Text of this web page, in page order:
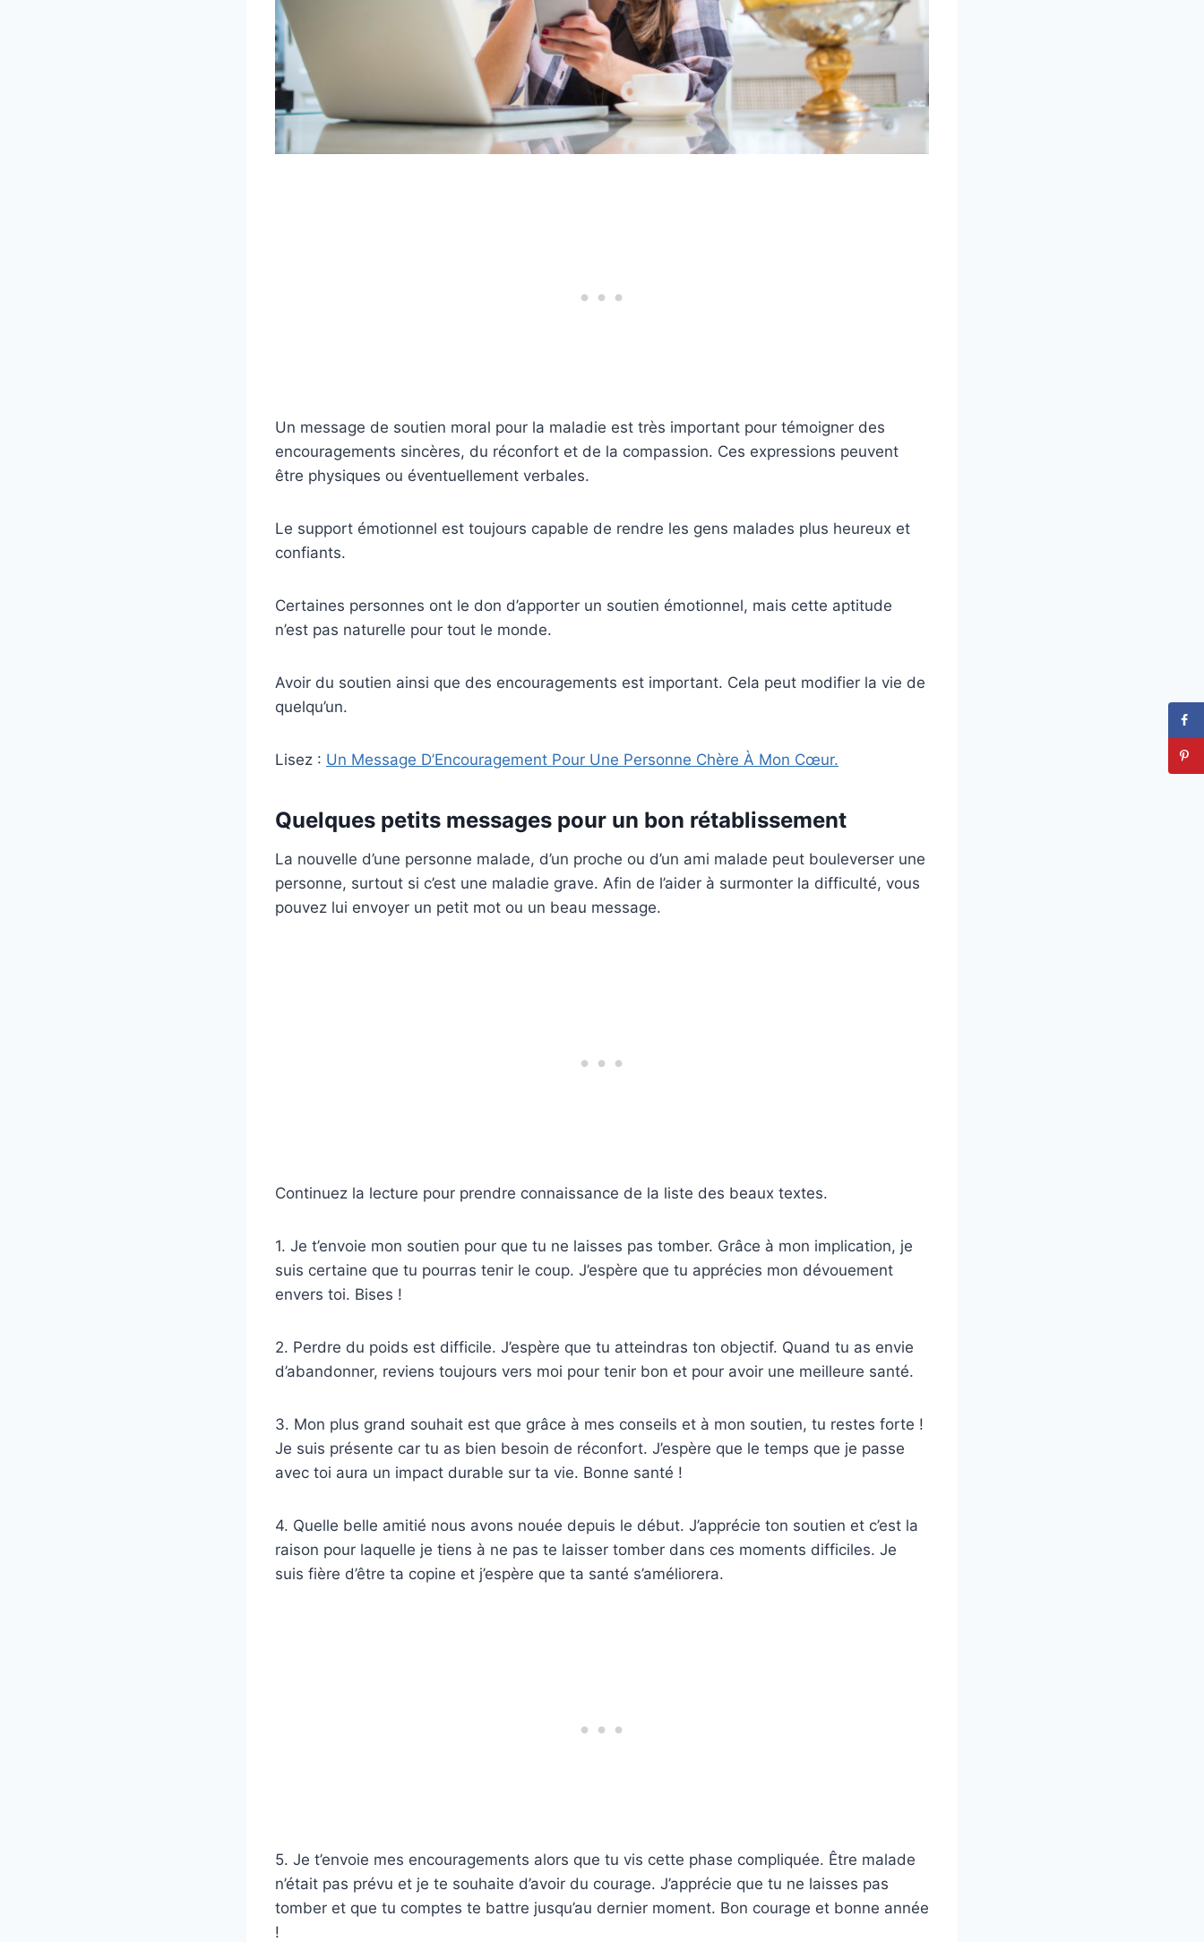
Un message de soutien moral pour la maladie est très important pour témoigner des
encouragements sincères, du réconfort et de la compassion. Ces expressions peuvent
être physiques ou éventuellement verbales.
Le support émotionnel est toujours capable de rendre les gens malades plus heureux et
confiants.
Certaines personnes ont le don d’apporter un soutien émotionnel, mais cette aptitude
n’est pas naturelle pour tout le monde.
Avoir du soutien ainsi que des encouragements est important. Cela peut modifier la vie de
quelqu’un.
Lisez : Un Message D’Encouragement Pour Une Personne Chère À Mon Cœur.
Quelques petits messages pour un bon rétablissement
La nouvelle d’une personne malade, d’un proche ou d’un ami malade peut bouleverser une
personne, surtout si c’est une maladie grave. Afin de l’aider à surmonter la difficulté, vous
pouvez lui envoyer un petit mot ou un beau message.
Continuez la lecture pour prendre connaissance de la liste des beaux textes.
1. Je t’envoie mon soutien pour que tu ne laisses pas tomber. Grâce à mon implication, je
suis certaine que tu pourras tenir le coup. J’espère que tu apprécies mon dévouement
envers toi. Bises !
2. Perdre du poids est difficile. J’espère que tu atteindras ton objectif. Quand tu as envie
d’abandonner, reviens toujours vers moi pour tenir bon et pour avoir une meilleure santé.
3. Mon plus grand souhait est que grâce à mes conseils et à mon soutien, tu restes forte !
Je suis présente car tu as bien besoin de réconfort. J’espère que le temps que je passe
avec toi aura un impact durable sur ta vie. Bonne santé !
4. Quelle belle amitié nous avons nouée depuis le début. J’apprécie ton soutien et c’est la
raison pour laquelle je tiens à ne pas te laisser tomber dans ces moments difficiles. Je
suis fière d’être ta copine et j’espère que ta santé s’améliorera.
5. Je t’envoie mes encouragements alors que tu vis cette phase compliquée. Être malade
n’était pas prévu et je te souhaite d’avoir du courage. J’apprécie que tu ne laisses pas
tomber et que tu comptes te battre jusqu’au dernier moment. Bon courage et bonne année
!